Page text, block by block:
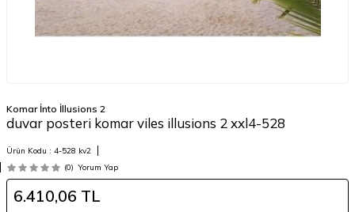
Komar İnto İllusions 2
duvar posteri komar viles illusions 2 xxl4-528
Ürün Kodu : 4-528 kv2
(0) Yorum Yap
6.410,06 TL